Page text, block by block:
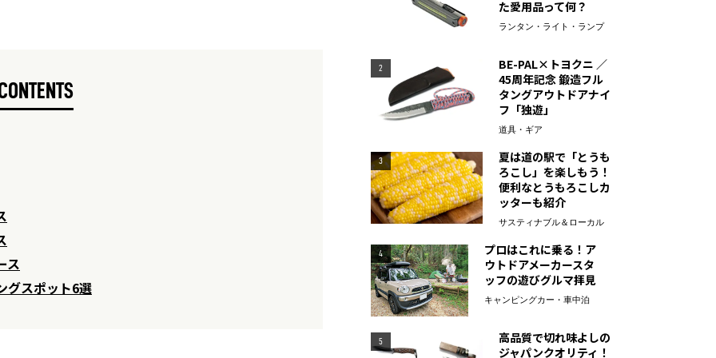
ス
グスポット6選
た愛用品って何？
ランタン・ライト・ランプ
2
BE-PAL×トヨクニ ／
45周年記念 鍛造フル
タングアウトドアナイ
フ「独遊」
道具・ギア
3
夏は道の駅で「とうも
ろこし」を楽しもう！
便利なとうもろこしカ
ッターも紹介
サスティナブル＆ローカル
4
プロはこれに乗る！ア
ウトドアメーカースタ
ッフの遊びグルマ拝見
キャンピングカー・車中泊
5
高品質で切れ味よしの
ジャパンクオリティ！